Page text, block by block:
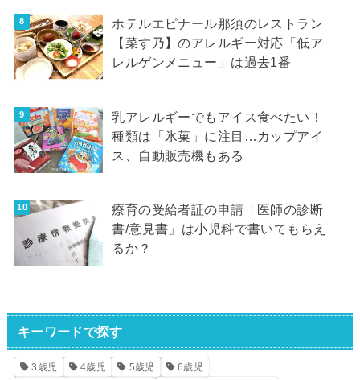
ホテルエピナール那須のレストラン
【菜す乃】のアレルギー対応「低ア
レルゲンメニュー」は過去1番
乳アレルギーでもアイス食べたい！
種類は「氷菓」に注目…カップアイ
ス、自動販売機もある
療育の受給者証の申請「医師の診断
書/意見書」は小児科で書いてもらえ
るか？
キーワードで探す
3歳児 4歳児 5歳児
6歳児